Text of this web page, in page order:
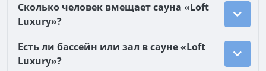
Сколько человек вмещает сауна «Loft
Luxury»?
Есть ли бассейн или зал в сауне «Loft
Luxury»?